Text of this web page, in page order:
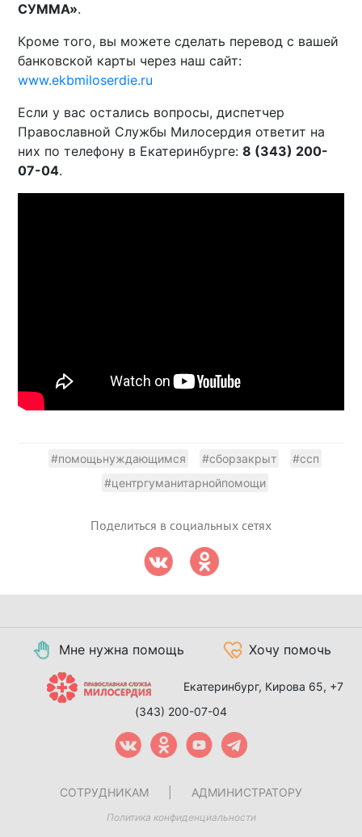
СУММА».
Кроме того, вы можете сделать перевод с вашей
банковской карты через наш сайт:
www.ekbmiloserdie.ru
Если у вас остались вопросы, диспетчер
Православной Службы Милосердия ответит на
них по телефону в Екатеринбурге:8 (343) 200-
07-04.
#помощьнуждающимся #сборзакрыт
#ссп
#центргуманитарнойпомощи
Поделиться в социальных сетях
Мне нужна помощь Хочу помочь
Екатеринбург, Кирова 65, +7
(343) 200-07-04
СОТРУДНИКАМ АДМИНИСТРАТОРУ
Политика конфиденциальности